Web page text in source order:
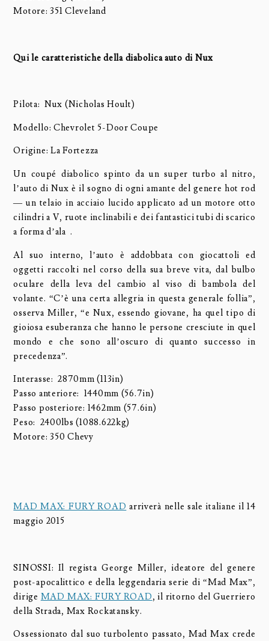
Motore: 351 Cleveland
Qui le caratteristiche della diabolica auto di Nux
Pilota: Nux (Nicholas Hoult)
Modello: Chevrolet 5-Door Coupe
Origine: La Fortezza
Un coupé diabolico spinto da un super turbo al nitro,
l’auto di Nux è il sogno di ogni amante del genere hot rod
— un telaio in acciaio lucido applicato ad un motore otto
cilindri a V, ruote inclinabili e dei fantastici tubi di scarico
a forma d’ala .
Al suo interno, l’auto è addobbata con giocattoli ed
oggetti raccolti nel corso della sua breve vita, dal bulbo
oculare della leva del cambio al viso di bambola del
volante. “C’è una certa allegria in questa generale follia”,
osserva Miller, “e Nux, essendo giovane, ha quel tipo di
gioiosa esuberanza che hanno le persone cresciute in quel
mondo e che sono all’oscuro di quanto successo in
precedenza”.
Interasse: 2870mm (113in)
Passo anteriore: 1440mm (56.7in)
Passo posteriore: 1462mm (57.6in)
Peso: 2400lbs (1088.622kg)
Motore: 350 Chevy
MAD MAX: FURY ROAD arriverà nelle sale italiane il 14
maggio 2015
SINOSSI: Il regista George Miller, ideatore del genere
post-apocalittico e della leggendaria serie di “Mad Max”,
dirige MAD MAX: FURY ROAD, il ritorno del Guerriero
della Strada, Max Rockatansky.
Ossessionato dal suo turbolento passato, Mad Max crede